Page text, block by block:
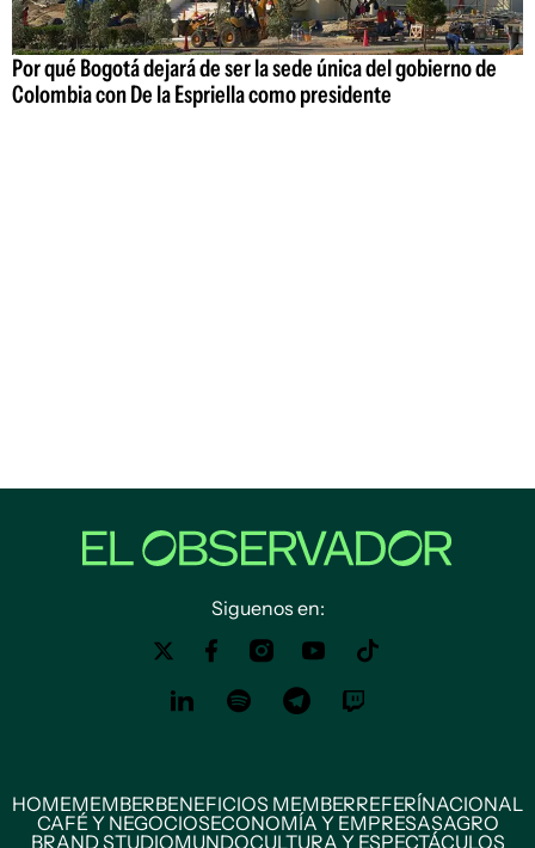
Por qué Bogotá dejará de ser la sede única del gobierno de
Colombia con De la Espriella como presidente
Siguenos en:
HOMEMEMBERBENEFICIOS MEMBERREFERÍNACIONAL
CAFÉ Y NEGOCIOSECONOMÍA Y EMPRESASAGRO
BRAND STUDIOMUNDOCULTURA Y ESPECTÁCULOS